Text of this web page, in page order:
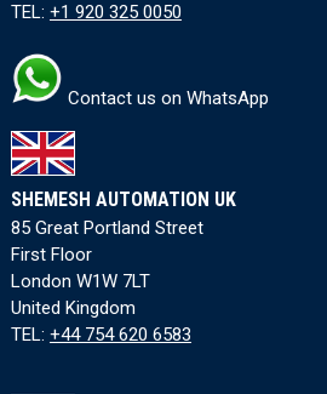
TEL: +1 920 325 0050
Contact us on WhatsApp
SHEMESH AUTOMATION UK
85 Great Portland Street
First Floor
London W1W 7LT
United Kingdom
TEL: +44 754 620 6583